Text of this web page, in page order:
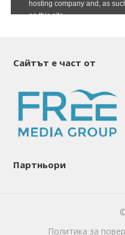
Сайтът е част от
Партньори
Политика за